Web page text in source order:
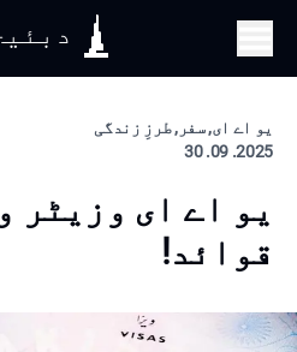
یو اے ای, سفر, طرزِ زندگی
2025. 09. 30
یو اے ای وزیٹر
قوائد!